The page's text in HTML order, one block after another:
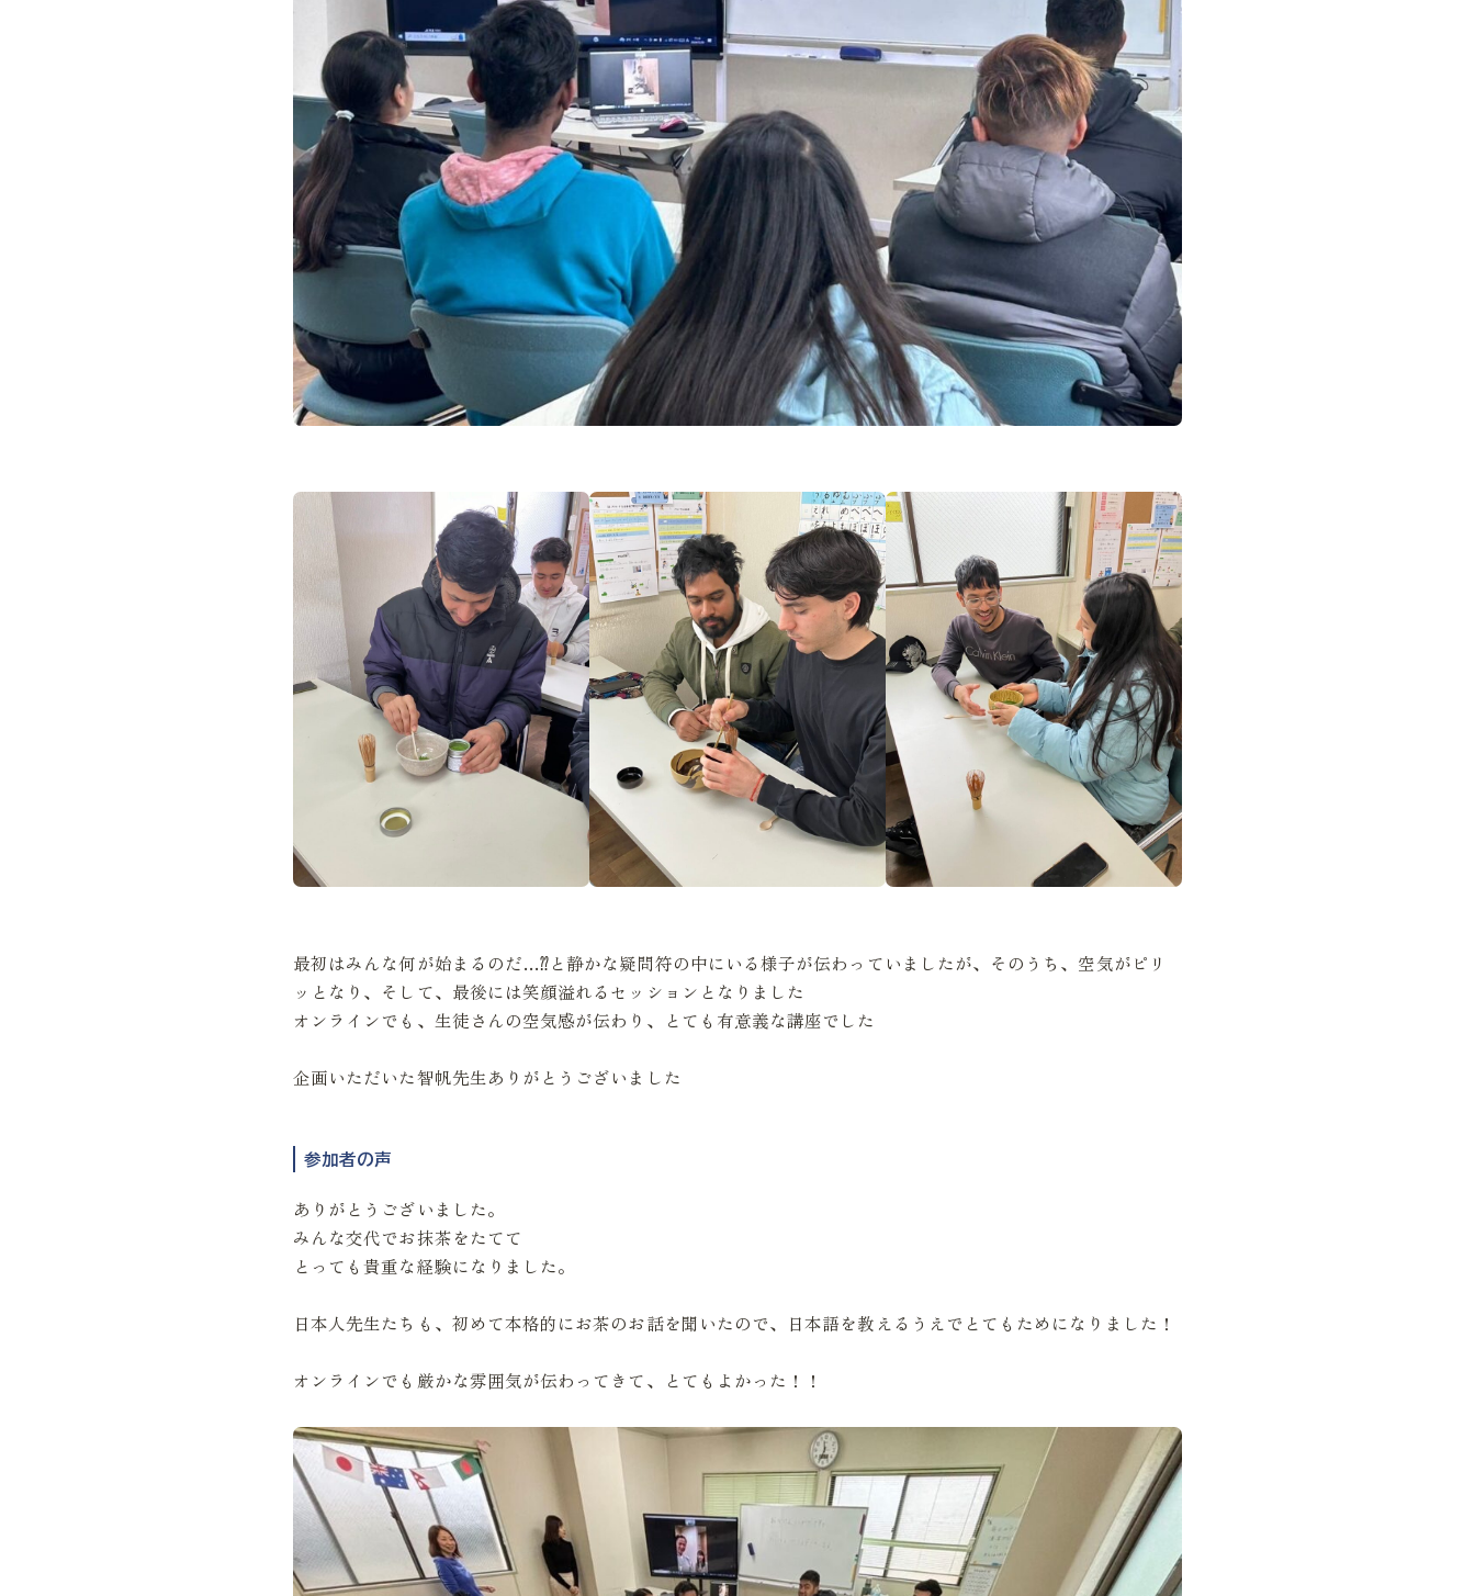
最初はみんな何が始まるのだ…⁇と静かな疑問符の中にいる様子が伝わっていましたが、そのうち、空気がピリ
ッとなり、そして、最後には笑顔溢れるセッションとなりました
オンラインでも、生徒さんの空気感が伝わり、とても有意義な講座でした
企画いただいた智帆先生ありがとうございました
参加者の声
ありがとうございました。
みんな交代でお抹茶をたてて
とっても貴重な経験になりました。
日本人先生たちも、初めて本格的にお茶のお話を聞いたので、日本語を教えるうえでとてもためになりました！
オンラインでも厳かな雰囲気が伝わってきて、とてもよかった！！